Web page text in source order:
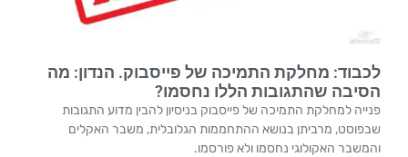
לכבוד: מחלקת התמיכה של פייסבוק. הנדון: מה
הסיבה שהתגובות הללו נחסמו?
פנייה למחלקת התמיכה של פייסבוק בניסיון להבין מדוע התגובות
שבפוסט, מרביתן בנושא ההתחממות הגלובלית, משבר האקלים
והמשבר האקולוגי נחסמו ולא פורסמו.